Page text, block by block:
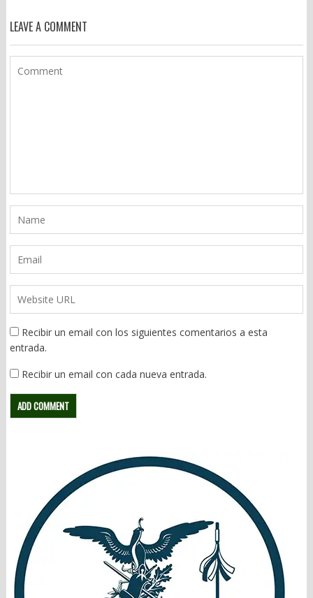
LEAVE A COMMENT
Recibir un email con los siguientes comentarios a esta
entrada.
Recibir un email con cada nueva entrada.